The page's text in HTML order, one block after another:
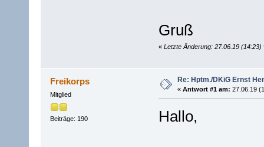
Gruß
« Letzte Änderung: 27.06.19
Freikorps
Mitglied
Beiträge: 190
Re: Hptm./DKiG Ernst
« Antwort #1 am: 27.06.19
Hallo,